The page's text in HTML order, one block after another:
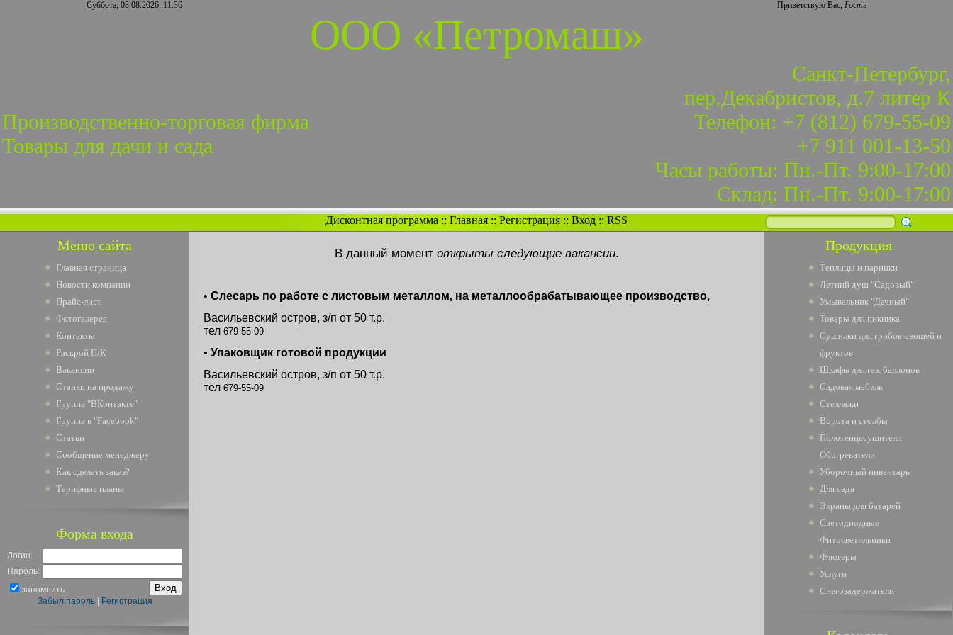
Суббота, 08.08.2026, 11:36 Приветствую Вас, Гость
ООО «Петромаш»
Производственно-торговая фирма
Товары для дачи и сада
Санкт-Петербург,
пер.Декабристов, д.7 литер К
Телефон: +7 (812) 679-55-09
+7 911 001-13-50
Часы работы: Пн.-Пт. 9:00-17:00
Склад: Пн.-Пт. 9:00-17:00
Дисконтная программа :: Главная :: Регистрация :: Вход :: RSS
Меню сайта
Главная страница
Новости компании
Прайс-лист
Фотогалерея
Контакты
Раскрой П/К
Вакансии
Станки на продажу
Группа "ВКонтакте"
Группа в "Facebook"
Статьи
Сообщение менеджеру
Как сделать заказ?
Тарифные планы
Форма входа
Логин:
Пароль:
запомнить
Забыл пароль| Регистрация
В данный момент открыты следующие вакансии.
• Слесарь по работе с листовым металлом, на металлообрабатывающее производство,
Васильевский остров, з/п от 50 т.р.
тел 679-55-09
• Упаковщик готовой продукции
Васильевский остров, з/п от 50 т.р.
тел 679-55-09
Продукция
Теплицы и парники
Летний душ "Садовый"
Умывальник "Дачный"
Товары для пикника
Сушилки для грибов овощей и
фруктов
Шкафы для газ. баллонов
Садовая мебель
Стеллажи
Ворота и столбы
Полотенцесушители
Обогреватели
Уборочный инвентарь
Для сада
Экраны для батарей
Светодиодные
Фитосветильники
Флюгеры
Услуги
Снегозадержатели